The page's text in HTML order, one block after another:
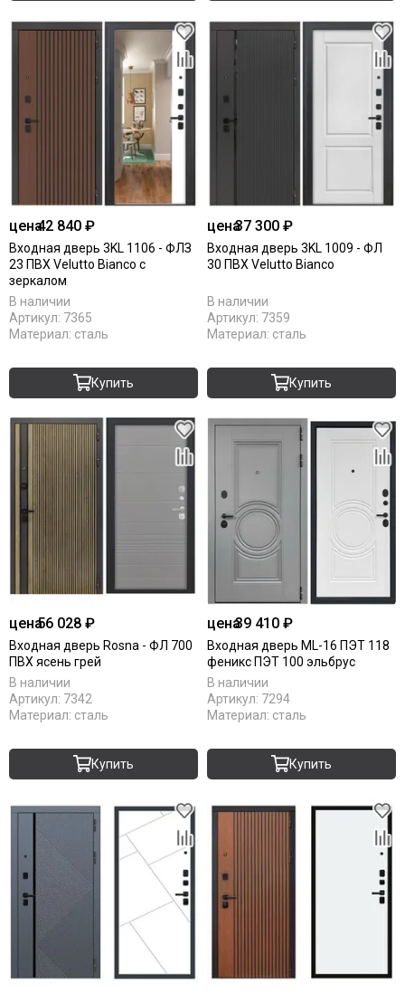
цена42 840 ₽
Входная дверь 3KL 1106 - ФЛЗ
23 ПВХ Velutto Bianco с
зеркалом
В наличии
Артикул: 7365
Материал: сталь
Купить
цена37 300 ₽
Входная дверь 3KL 1009 - ФЛ
30 ПВХ Velutto Bianco
В наличии
Артикул: 7359
Материал: сталь
Купить
цена56 028 ₽
Входная дверь Rosna - ФЛ 700
ПВХ ясень грей
В наличии
Артикул: 7342
Материал: сталь
Купить
цена39 410 ₽
Входная дверь ML-16 ПЭТ 118
феникс ПЭТ 100 эльбрус
В наличии
Артикул: 7294
Материал: сталь
Купить